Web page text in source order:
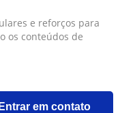
e reforços para
os conteúdos de
Entrar em contato